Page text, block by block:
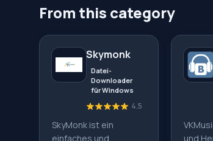
From this category
Skymonk
Datei-
Downloader
für Windows
4.5
SkyMonk ist ein
einfaches und
und